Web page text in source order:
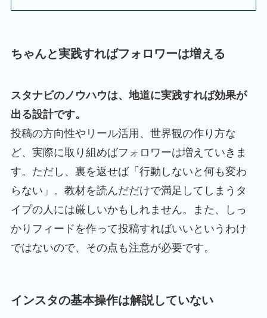
ちゃんと実践すればフォロワーは増える
スタナビのノウハウは、地道に実践すれば効果が
出る設計です。
投稿の方向性やリール活用、世界観の作り方な
ど、実際に取り組めばフォロワーは増えていきま
す。ただし、裏を返せば「行動しないと何も変わ
らない」。教材を読んだだけで満足してしまうタ
イプの人には厳しいかもしれません。また、しっ
かりフィードを作って投稿すればいいというわけ
ではないので、その点も注意が必要です。
インスタの基本操作は解説していない